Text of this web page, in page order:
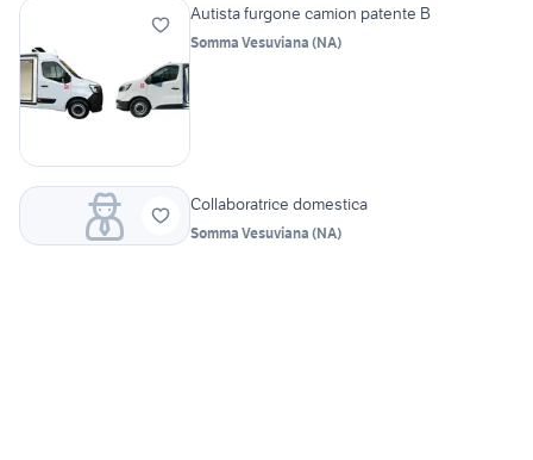
Autista furgone camion patente B
Somma Vesuviana (NA)
Collaboratrice domestica
Somma Vesuviana (NA)